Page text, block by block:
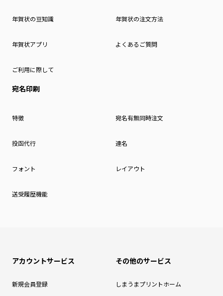
年賀状の豆知識 年賀状の注文方法
年賀状アプリ よくあるご質問
ご利用に際して
宛名印刷
特徴 宛名有無同時注文
投函代行 連名
フォント レイアウト
送受履歴機能
アカウントサービス
新規会員登録
その他のサービス
しまうまプリントホーム